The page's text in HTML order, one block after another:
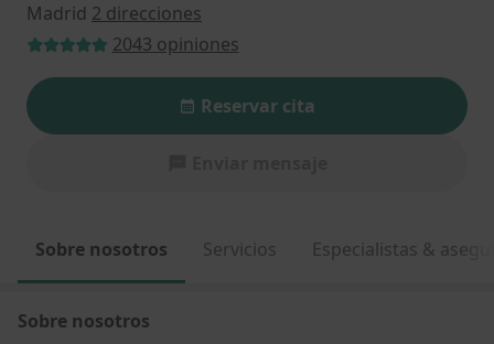
Madrid 2 direcciones
2043 opiniones
Reservar cita
Sobre nosotros Servicios Especialistas &
Sobre nosotros